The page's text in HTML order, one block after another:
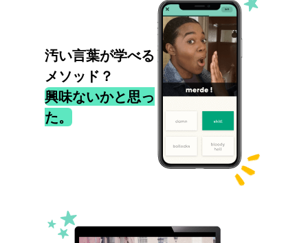
汚い言葉が学べる
メソッド？
興味ないかと思っ
た。